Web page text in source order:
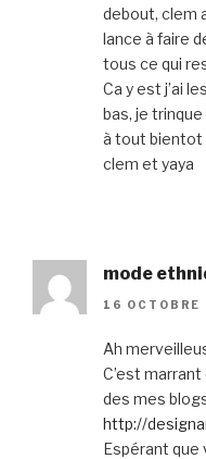
debout, clem
lance à faire
tous ce qui
Ca y est j’ai
bas, je
à tout bientot
clem et yaya
mode
16
Ah
C’est
des mes
http://
Espérant que